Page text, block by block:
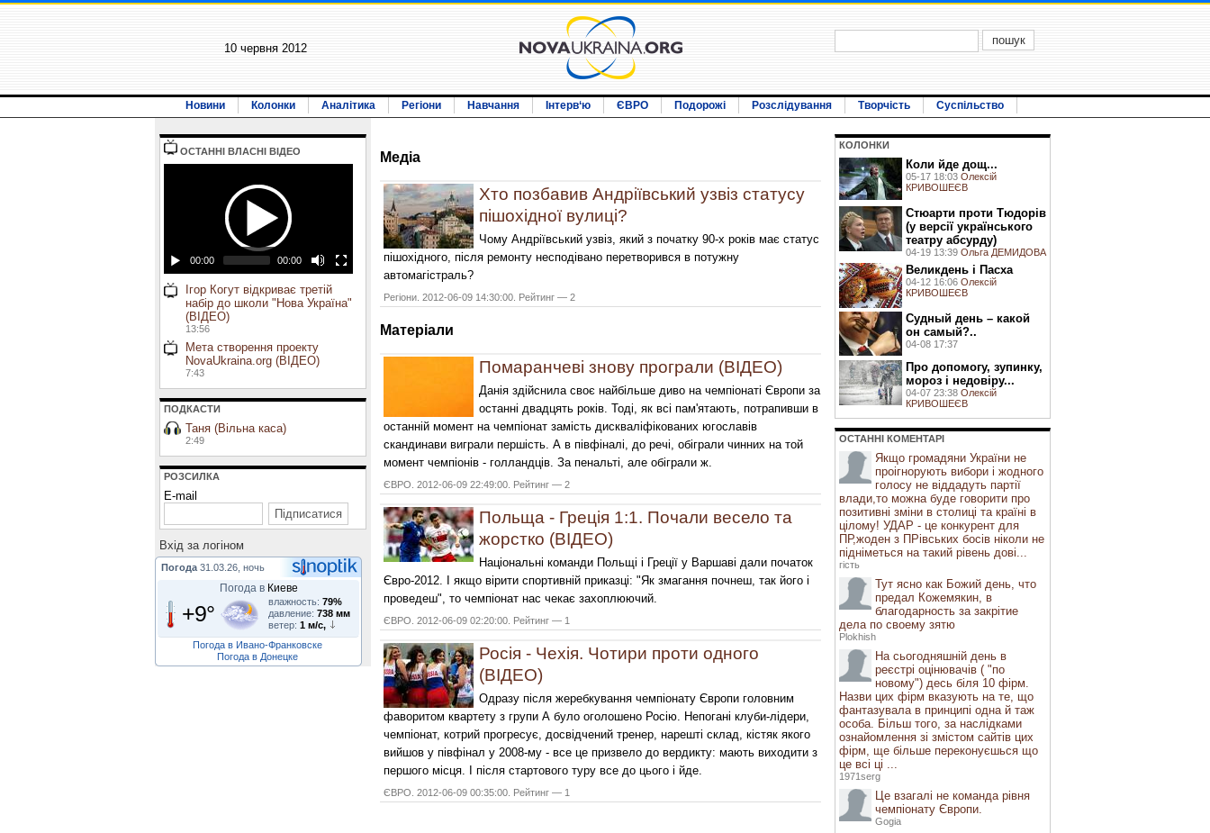
10 червня 2012
Новини Колонки Аналітика Регіони Навчання Інтерв‘ю ЄВРО Подорожі Розслідування Творчість Суспільство
ОСТАННI ВЛАСНI ВIДЕО
00:00 00:00
Ігор Когут відкриває третій
набір до школи "Нова Україна"
(ВІДЕО)
13:56
Мета створення проекту
NovaUkraina.org (ВІДЕО)
7:43
ПОДКАСТИ
Таня (Вільна каса)
2:49
РОЗСИЛКА
E-mail
Вхiд за логiном
Погода 31.03.26, ночь
Погода в Киеве
+9° влажность: 79%
давление: 738 мм
ветер: 1 м/с,
Погода в Ивано-Франковске
Погода в Донецке
Медiа
Хто позбавив Андріївський узвіз статусу
пішохідної вулиці?
Чому Андріївський узвіз, який з початку 90-х років має статус
пішохідного, після ремонту несподівано перетворився в потужну
автомагістраль?
Регіони. 2012-06-09 14:30:00. Рейтинг — 2
Матерiали
Помаранчеві знову програли (ВІДЕО)
Данія здійснила своє найбільше диво на чемпіонаті Європи за
останні двадцять років. Тоді, як всі пам'ятають, потрапивши в
останній момент на чемпіонат замість дискваліфікованих югославів
скандинави виграли першість. А в півфіналі, до речі, обіграли чинних на той
момент чемпіонів - голландців. За пенальті, але обіграли ж.
ЄВРО. 2012-06-09 22:49:00. Рейтинг — 2
Польща - Греція 1:1. Почали весело та
жорстко (ВІДЕО)
Національні команди Польщі і Греції у Варшаві дали початок
Євро-2012. І якщо вірити спортивній приказці: "Як змагання почнеш, так його і
проведеш", то чемпіонат нас чекає захоплюючий.
ЄВРО. 2012-06-09 02:20:00. Рейтинг — 1
Росія - Чехія. Чотири проти одного
(ВІДЕО)
Одразу після жеребкування чемпіонату Європи головним
фаворитом квартету з групи А було оголошено Росію. Непогані клуби-лідери,
чемпіонат, котрий прогресує, досвідчений тренер, нарешті склад, кістяк якого
вийшов у півфінал у 2008-му - все це призвело до вердикту: мають виходити з
першого місця. І після стартового туру все до цього і йде.
ЄВРО. 2012-06-09 00:35:00. Рейтинг — 1
КОЛОНКИ
Коли йде дощ...
05-17 18:03 Олексій
КРИВОШЕЄВ
Стюарти проти Тюдорів
(у версії українського
театру абсурду)
04-19 13:39 Ольга ДЕМИДОВА
Великдень і Пасха
04-12 16:06 Олексій
КРИВОШЕЄВ
Судный день – какой
он самый?..
04-08 17:37
Про допомогу, зупинку,
мороз і недовіру...
04-07 23:38 Олексій
КРИВОШЕЄВ
ОСТАННI КОМЕНТАРI
Якщо громадяни України не
проігнорують вибори і жодного
голосу не віддадуть партії
влади,то можна буде говорити про
позитивні зміни в столиці та країні в
цілому! УДАР - це конкурент для
ПР,жоден з ПРівських босів ніколи не
підніметься на такий рівень дові...
гість
Тут ясно как Божий день, что
предал Кожемякин, в
благодарность за закрітие
дела по своему зятю
Plokhish
На сьогодняшній день в
реєстрі оцінювачів ( "по
новому") десь біля 10 фірм.
Назви цих фірм вказують на те, що
фантазувала в принципі одна й таж
особа. Більш того, за наслідками
ознайомлення зі змістом сайтів цих
фірм, ще більше переконуєшься що
це всі ці ...
1971serg
Це взагалі не команда рівня
чемпіонату Європи.
Gogia